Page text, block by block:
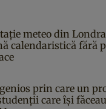
meteo din
calendaristică fără
prin care un
care își